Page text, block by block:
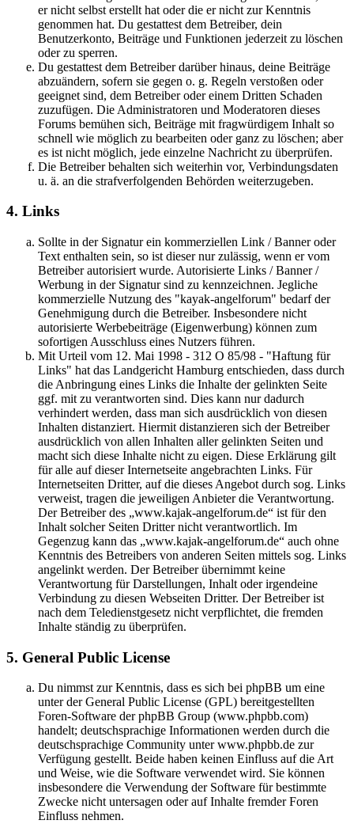
er nicht selbst erstellt hat oder die er nicht zur Kenntnis
genommen hat. Du gestattest dem Betreiber, dein
Benutzerkonto, Beiträge und Funktionen jederzeit zu löschen
oder zu sperren.
Du gestattest dem Betreiber darüber hinaus, deine Beiträge
abzuändern, sofern sie gegen o. g. Regeln verstoßen oder
geeignet sind, dem Betreiber oder einem Dritten Schaden
zuzufügen. Die Administratoren und Moderatoren dieses
Forums bemühen sich, Beiträge mit fragwürdigem Inhalt so
schnell wie möglich zu bearbeiten oder ganz zu löschen; aber
es ist nicht möglich, jede einzelne Nachricht zu überprüfen.
Die Betreiber behalten sich weiterhin vor, Verbindungsdaten
u. ä. an die strafverfolgenden Behörden weiterzugeben.
4. Links
Sollte in der Signatur ein kommerziellen Link / Banner oder
Text enthalten sein, so ist dieser nur zulässig, wenn er vom
Betreiber autorisiert wurde. Autorisierte Links / Banner /
Werbung in der Signatur sind zu kennzeichnen. Jegliche
kommerzielle Nutzung des "kayak-angelforum" bedarf der
Genehmigung durch die Betreiber. Insbesondere nicht
autorisierte Werbebeiträge (Eigenwerbung) können zum
sofortigen Ausschluss eines Nutzers führen.
Mit Urteil vom 12. Mai 1998 - 312 O 85/98 - "Haftung für
Links" hat das Landgericht Hamburg entschieden, dass durch
die Anbringung eines Links die Inhalte der gelinkten Seite
ggf. mit zu verantworten sind. Dies kann nur dadurch
verhindert werden, dass man sich ausdrücklich von diesen
Inhalten distanziert. Hiermit distanzieren sich der Betreiber
ausdrücklich von allen Inhalten aller gelinkten Seiten und
macht sich diese Inhalte nicht zu eigen. Diese Erklärung gilt
für alle auf dieser Internetseite angebrachten Links. Für
Internetseiten Dritter, auf die dieses Angebot durch sog. Links
verweist, tragen die jeweiligen Anbieter die Verantwortung.
Der Betreiber des „www.kajak-angelforum.de“ ist für den
Inhalt solcher Seiten Dritter nicht verantwortlich. Im
Gegenzug kann das „www.kajak-angelforum.de“ auch ohne
Kenntnis des Betreibers von anderen Seiten mittels sog. Links
angelinkt werden. Der Betreiber übernimmt keine
Verantwortung für Darstellungen, Inhalt oder irgendeine
Verbindung zu diesen Webseiten Dritter. Der Betreiber ist
nach dem Teledienstgesetz nicht verpflichtet, die fremden
Inhalte ständig zu überprüfen.
5. General Public License
Du nimmst zur Kenntnis, dass es sich bei phpBB um eine
unter der General Public License (GPL) bereitgestellten
Foren-Software der phpBB Group (www.phpbb.com)
handelt; deutschsprachige Informationen werden durch die
deutschsprachige Community unter www.phpbb.de zur
Verfügung gestellt. Beide haben keinen Einfluss auf die Art
und Weise, wie die Software verwendet wird. Sie können
insbesondere die Verwendung der Software für bestimmte
Zwecke nicht untersagen oder auf Inhalte fremder Foren
Einfluss nehmen.